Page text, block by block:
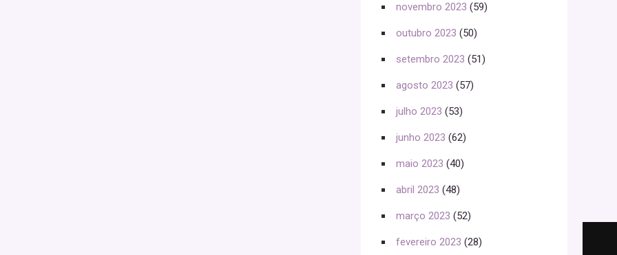
novembro 2023 (59)
outubro 2023 (50)
setembro 2023 (51)
agosto 2023 (57)
julho 2023 (53)
junho 2023 (62)
maio 2023 (40)
abril 2023 (48)
março 2023 (52)
fevereiro 2023 (28)